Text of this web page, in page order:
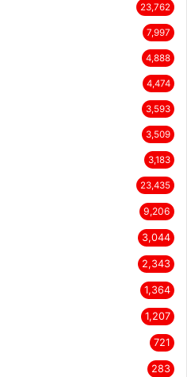
23,762
7,997
4,888
4,474
3,593
3,509
3,183
23,435
9,206
3,044
2,343
1,364
1,207
721
283